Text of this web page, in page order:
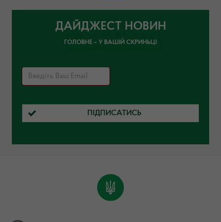
ДАЙДЖЕСТ НОВИН
ГОЛОВНЕ – У ВАШІЙ СКРИНЬЦІ
ПІДПИСАТИСЬ